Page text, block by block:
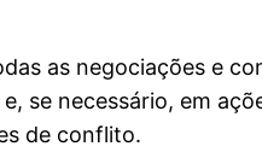
as negociações e
se necessário, em
de conflito.